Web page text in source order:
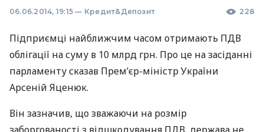
06.06.2014, 19:15 — Кредит&Депозит 228
Підприємці найближчим часом отримають ПДВ
облігації на суму в 10 млрд грн. Про це на засіданні
парламенту сказав Прем’єр-міністр України
Арсеній Яценюк.
Він зазначив, що зважаючи на розмір